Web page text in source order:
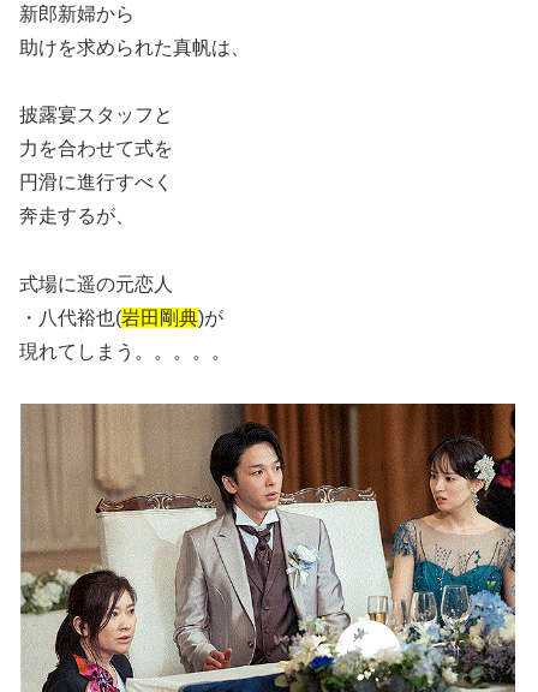
新郎新婦から
助けを求められた真帆は、
披露宴スタッフと
力を合わせて式を
円滑に進行すべく
奔走するが、
式場に遥の元恋人
・八代裕也(岩田剛典)が
現れてしまう。。。。。